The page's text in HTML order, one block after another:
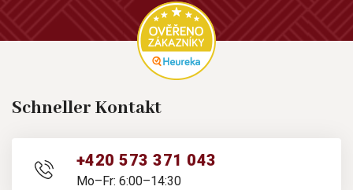
Schneller Kontakt
+420 573 371 043
Mo–Fr: 6:00–14:30